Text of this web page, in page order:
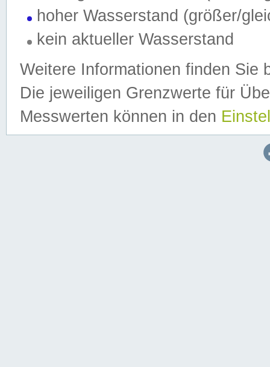
hoher Wasserstand (größer/
kein aktueller Wasserstand
Weitere Informationen finden Sie
Die jeweiligen Grenzwerte für
Messwerten können in den